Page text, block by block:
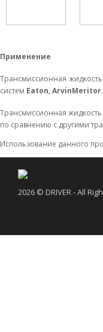
Применение
Трансмиссионная
систем Eaton,ArvinMeritor.
Трансмиссионная
по сравнению с другими
Использование данного
2026 © DRIVER - All